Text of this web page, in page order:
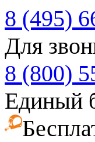
8 (495)
Для
8 (800)
Единый